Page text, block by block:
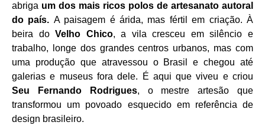
abriga um dos mais ricos polos de artesanato autoral
do país. A paisagem é árida, mas fértil em criação. À
beira doVelho Chico, a vila cresceu em silêncio e
trabalho, longe dos grandes centros urbanos, mas com
uma produção que atravessou o Brasil e chegou até
galerias e museus fora dele. É aqui que viveu e criou
Seu Fernando Rodrigues, o mestre artesão que
transformou um povoado esquecido em referência de
design brasileiro.